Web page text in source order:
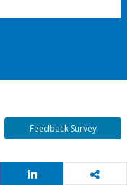
Feedback Survey